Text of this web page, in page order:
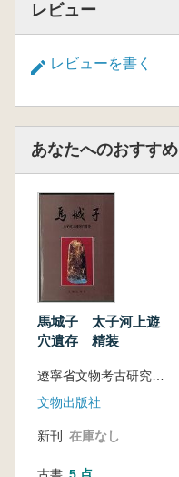
レビュー
レビューを書く
あなたへのおすすめ
馬城子 太子河上遊
穴遺存 精装
遼寧省文物考古研究所-本渓市博物館
文物出版社
新刊 在庫なし